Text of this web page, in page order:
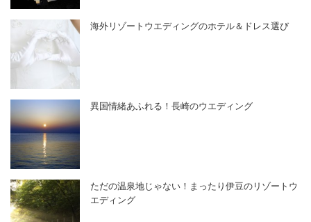
海外リゾートウエディングのホテル＆ドレス選び
異国情緒あふれる！長崎のウエディング
ただの温泉地じゃない！まったり伊豆のリゾートウ
エディング